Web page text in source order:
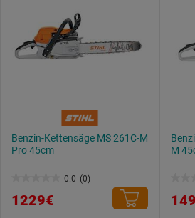
Benzin-Kettensäge MS 261C-M
Pro 45cm
0.0 (0)
von
1229€
M
von